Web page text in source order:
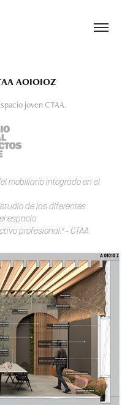
AOIOIOZ
joven CTAA.
mobiliario integrado en el
de las diferentes
espacio
profesional." - CTAA